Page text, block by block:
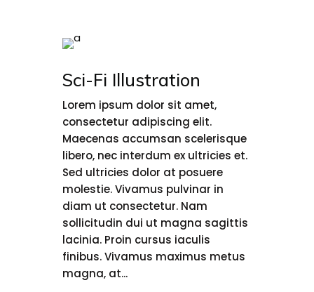
Sci-Fi Illustration
Lorem ipsum dolor sit amet,
consectetur adipiscing elit.
Maecenas accumsan scelerisque
libero, nec interdum ex ultricies et.
Sed ultricies dolor at posuere
molestie. Vivamus pulvinar in
diam ut consectetur. Nam
sollicitudin dui ut magna sagittis
lacinia. Proin cursus iaculis
finibus. Vivamus maximus metus
magna, at...